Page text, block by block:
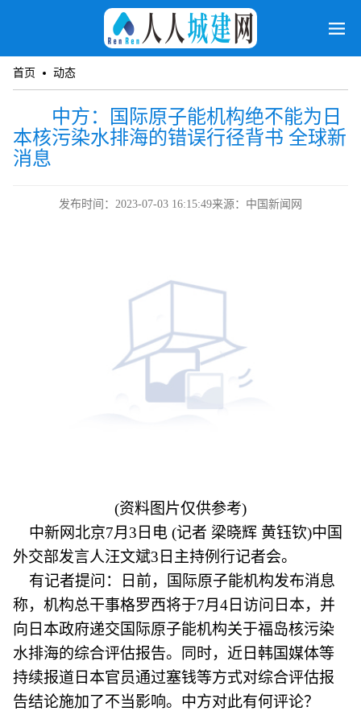
首页 动态
中方：国际原子能机构绝不能为日
本核污染水排海的错误行径背书 全球新
消息
发布时间：2023-07-03 16:15:49来源：中国新闻网
(资料图片仅供参考)
中新网北京7月3日电 (记者 梁晓辉 黄钰钦)中国
外交部发言人汪文斌3日主持例行记者会。
有记者提问：日前，国际原子能机构发布消息
称，机构总干事格罗西将于7月4日访问日本，并
向日本政府递交国际原子能机构关于福岛核污染
水排海的综合评估报告。同时，近日韩国媒体等
持续报道日本官员通过塞钱等方式对综合评估报
告结论施加了不当影响。中方对此有何评论？